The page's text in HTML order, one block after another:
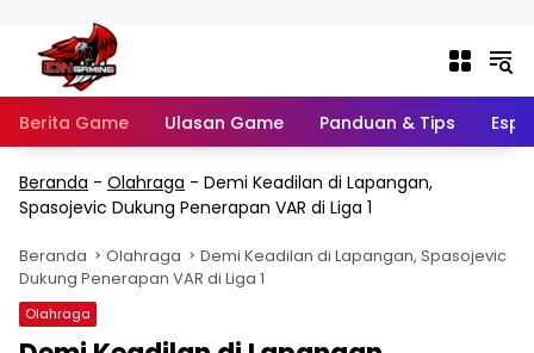
Berita Game Ulasan Game Panduan & Tips
Beranda - Olahraga - Demi Keadilan di Lapangan,
Spasojevic Dukung Penerapan VAR di Liga 1
Beranda Olahraga
Demi Keadilan di Lapangan, Spasojevic
Dukung Penerapan VAR di Liga 1
Olahraga